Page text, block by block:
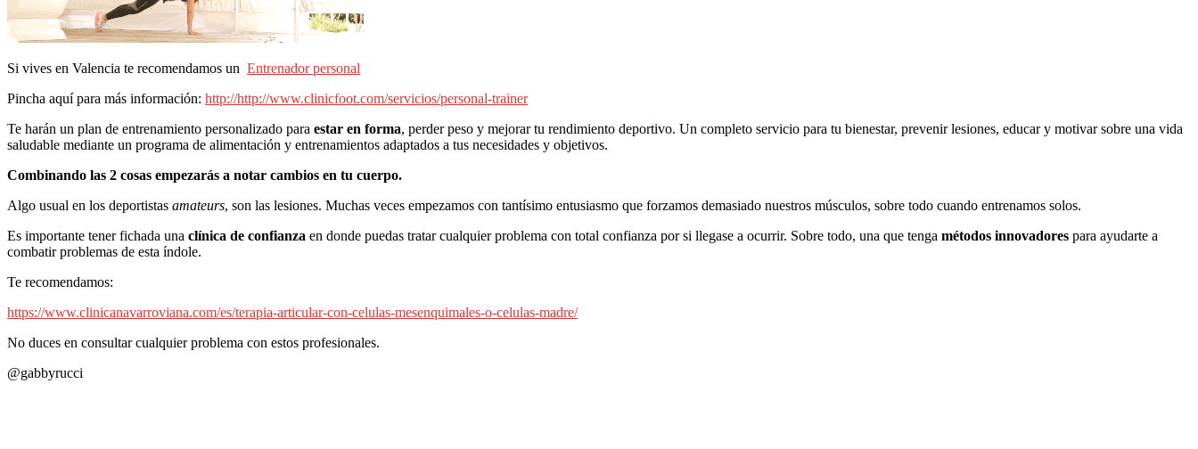
Si vives en Valencia te recomendamos un Entrenador personal
Pincha aquí para más información: http://http://www.clinicfoot.com/servicios/personal-trainer
Te harán un plan de entrenamiento personalizado para estar en forma, perder peso y mejorar tu rendimiento deportivo. Un completo servicio para tu bienestar, prevenir lesiones, educar y motivar sobre una vida
saludable mediante un programa de alimentación y entrenamientos adaptados a tus necesidades y objetivos.
Combinando las 2 cosas empezarás a notar cambios en tu cuerpo.
Algo usual en los deportistas amateurs, son las lesiones. Muchas veces empezamos con tantísimo entusiasmo que forzamos demasiado nuestros músculos, sobre todo cuando entrenamos solos.
Es importante tener fichada una clínica de confianza en donde puedas tratar cualquier problema con total confianza por si llegase a ocurrir. Sobre todo, una que tenga métodos innovadores para ayudarte a
combatir problemas de esta índole.
Te recomendamos:
https://www.clinicanavarroviana.com/es/terapia-articular-con-celulas-mesenquimales-o-celulas-madre/
No duces en consultar cualquier problema con estos profesionales.
@gabbyrucci